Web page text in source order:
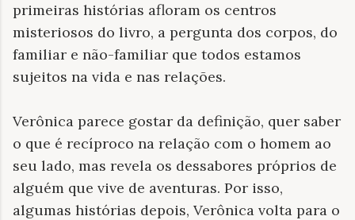
primeiras histórias afloram os centros
misteriosos do livro, a pergunta dos corpos, do
familiar e não-familiar que todos estamos
sujeitos na vida e nas relações.
Verônica parece gostar da definição, quer saber
o que é recíproco na relação com o homem ao
seu lado, mas revela os dessabores próprios de
alguém que vive de aventuras. Por isso,
algumas histórias depois, Verônica volta para o